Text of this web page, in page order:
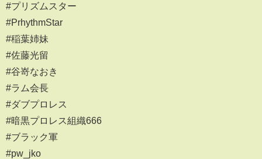
#プリズムスター
#PrhythmStar
#稲葉姉妹
#佐藤光留
#谷嵜なおき
#ラム会長
#ダブプロレス
#暗黒プロレス組織666
#ブラック軍
#pw_jko